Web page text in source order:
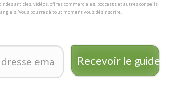
des articles, vidéos, offres commerciales, podcasts et autres conseils
Vous pourrez à tout moment vous désinscrire.
Recevoir le guide